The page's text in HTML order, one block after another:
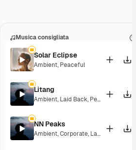
Musica consigliata
Solar Eclipse
Ambient, Peaceful
Litang
Ambient, Laid Back, Peaceful
NN Peaks
Ambient,Corporate, Laid Back